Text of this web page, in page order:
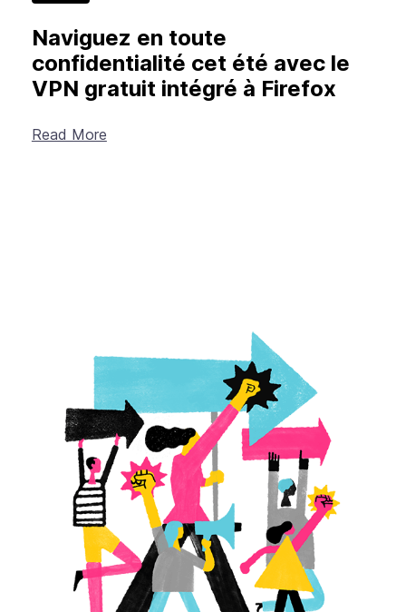
Naviguez en toute
confidentialité cet été avec le
VPN gratuit intégré à Firefox
Read More